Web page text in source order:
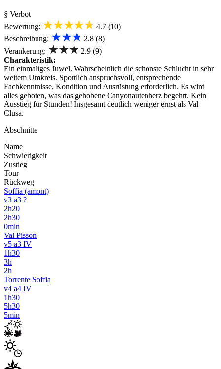
§ Verbot
Bewertung: ★★★★★ 4.7 (10)
Beschreibung: ★★★ 2.8 (8)
Verankerung: ★★★ 2.9 (9)
Charakteristik:
Ein einmaliges Juwel. Wahrscheinlich die schönste Schlucht in sehr
weitem Umkreis. Sportlich anspruchsvoll, entsprechende
Fachkenntnisse, Kondition und Ausrüstung erforderlich. Es wird
alles geboten, was das gehobene Canyonautenherz begehrt. Kein
Ausstieg für Stunden! Insgesamt deutlich weniger ernst als Val
Clusa.
Abschnitte
Name
Schwierigkeit
Zustieg
Tour
Rückweg
Soffia (amont)
v3 a3 ?
2h20
2h30
0min
Val Pisson
v5 a3 IV
1h30
3h
2h
Torrente Soffia
v4 a4 IV
1h30
5h30
5min